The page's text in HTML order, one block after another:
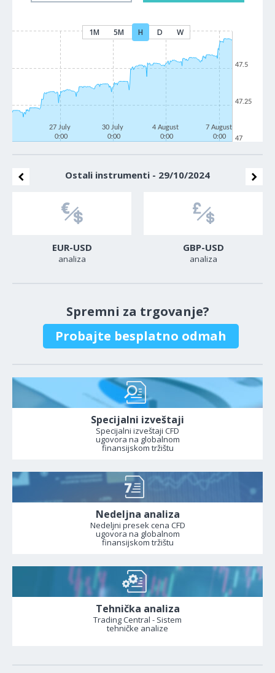
1M 5M H D W
27 July
0:00
30 July
0:00
4 August
0:00
7 August
0:00
47
47.25
47.5
Ostali instrumenti - 29/10/2024
EUR-USD
analiza
GBP-USD
analiza
Spremni za trgovanje?
Probajte besplatno odmah
Specijalni izveštaji
Specijalni izveštaji CFD
ugovora na globalnom
finansijskom tržištu
Nedeljna analiza
Nedeljni presek cena CFD
ugovora na globalnom
finansijskom tržištu
Tehnička analiza
Trading Central - Sistem
tehničke analize